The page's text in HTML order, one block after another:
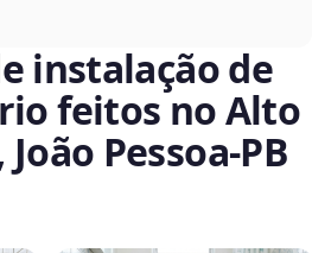
instalação de
feitos no Alto
Pessoa‑PB